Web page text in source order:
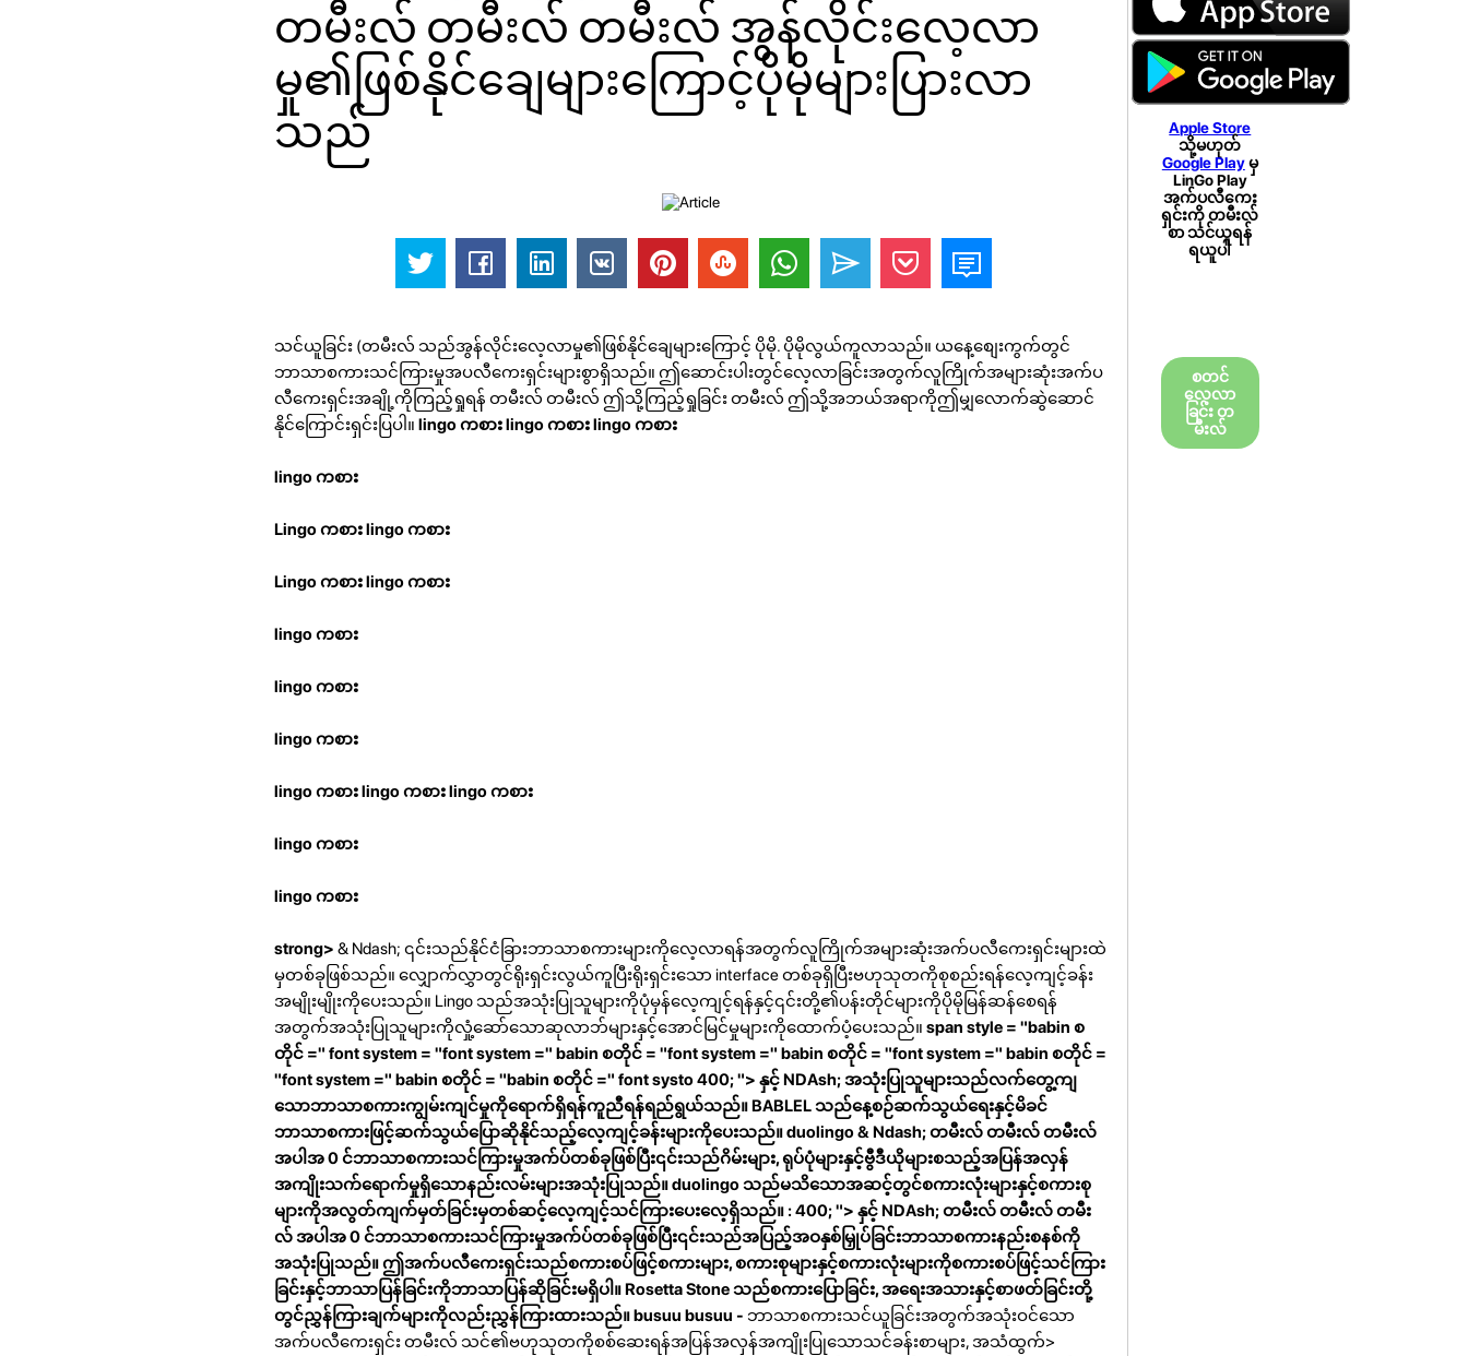
တမီးလ် တမီးလ် တမီးလ် အွန်လိုင်းလေ့လာ
မှု၏ဖြစ်နိုင်ချေများကြောင့်ပိုမိုများပြားလာ
သည်
သင်ယူခြင်း (တမီးလ် သည်အွန်လိုင်းလေ့လာမှု၏ဖြစ်နိုင်ချေများကြောင့် ပိုမို. ပိုမိုလွယ်ကူလာသည်။ ယနေ့စျေးကွက်တွင်
ဘာသာစကားသင်ကြားမှုအပလီကေးရှင်းများစွာရှိသည်။ ဤဆောင်းပါးတွင်လေ့လာခြင်းအတွက်လူကြိုက်အများဆုံးအက်ပ
လီကေးရှင်းအချို့ကိုကြည့်ရှုရန် တမီးလ် တမီးလ် ဤသို့ကြည့်ရှုခြင်း တမီးလ် ဤသို့အဘယ်အရာကိုဤမျှလောက်ဆွဲဆောင်
နိုင်ကြောင်းရှင်းပြပါ။ lingo ကစားlingo ကစားlingo ကစား
lingo ကစား
Lingo ကစားlingo ကစား
Lingo ကစားlingo ကစား
lingo ကစား
lingo ကစား
lingo ကစား
lingo ကစားlingo ကစားlingo ကစား
lingo ကစား
lingo ကစား
strong> & Ndash; ၎င်းသည်နိုင်ငံခြားဘာသာစကားများကိုလေ့လာရန်အတွက်လူကြိုက်အများဆုံးအက်ပလီကေးရှင်းများထဲ
မှတစ်ခုဖြစ်သည်။ လျှောက်လွှာတွင်ရိုးရှင်းလွယ်ကူပြီးရိုးရှင်းသော interface တစ်ခုရှိပြီးဗဟုသုတကိုစုစည်းရန်လေ့ကျင့်ခန်း
အမျိုးမျိုးကိုပေးသည်။ Lingo သည်အသုံးပြုသူများကိုပုံမှန်လေ့ကျင့်ရန်နှင့်၎င်းတို့၏ပန်းတိုင်များကိုပိုမိုမြန်ဆန်စေရန်
အတွက်အသုံးပြုသူများကိုလှုံ့ဆော်သောဆုလာဘ်များနှင့်အောင်မြင်မှုများကိုထောက်ပံ့ပေးသည်။ span style = "babin စ
တိုင် =" font system = "font system =" babin စတိုင် = "font system =" babin စတိုင် = "font system =" babin စတိုင် =
"font system =" babin စတိုင် = "babin စတိုင် =" font systo 400; "> နှင့် NDAsh; အသုံးပြုသူများသည်လက်တွေ့ကျ
သောဘာသာစကားကျွမ်းကျင်မှုကိုရောက်ရှိရန်ကူညီရန်ရည်ရွယ်သည်။ BABLEL သည်နေ့စဉ်ဆက်သွယ်ရေးနှင့်မိခင်
ဘာသာစကားဖြင့်ဆက်သွယ်ပြောဆိုနိုင်သည့်လေ့ကျင့်ခန်းများကိုပေးသည်။duolingo& Ndash; တမီးလ် တမီးလ် တမီးလ်
အပါအ 0 င်ဘာသာစကားသင်ကြားမှုအက်ပ်တစ်ခုဖြစ်ပြီး၎င်းသည်ဂိမ်းများ, ရုပ်ပုံများနှင့်ဗွီဒီယိုများစသည့်အပြန်အလှန်
အကျိုးသက်ရောက်မှုရှိသောနည်းလမ်းများအသုံးပြုသည်။ duolingo သည်မသိသောအဆင့်တွင်စကားလုံးများနှင့်စကားစု
များကိုအလွတ်ကျက်မှတ်ခြင်းမှတစ်ဆင့်လေ့ကျင့်သင်ကြားပေးလေ့ရှိသည်။ : 400; "> နှင့် NDAsh; တမီးလ် တမီးလ် တမီး
လ် အပါအ 0 င်ဘာသာစကားသင်ကြားမှုအက်ပ်တစ်ခုဖြစ်ပြီး၎င်းသည်အပြည့်အဝနှစ်မြှုပ်ခြင်းဘာသာစကားနည်းစနစ်ကို
အသုံးပြုသည်။ ဤအက်ပလီကေးရှင်းသည်စကားစပ်ဖြင့်စကားများ, စကားစုများနှင့်စကားလုံးများကိုစကားစပ်ဖြင့်သင်ကြား
ခြင်းနှင့်ဘာသာပြန်ခြင်းကိုဘာသာပြန်ဆိုခြင်းမရှိပါ။ Rosetta Stone သည်စကားပြောခြင်း, အရေးအသားနှင့်စာဖတ်ခြင်းတို့
တွင်ညွှန်ကြားချက်များကိုလည်းညွှန်ကြားထားသည်။busuu busuu - ဘာသာစကားသင်ယူခြင်းအတွက်အသုံးဝင်သော
အက်ပလီကေးရှင်း တမီးလ် သင်၏ဗဟုသုတကိုစစ်ဆေးရန်အပြန်အလှန်အကျိုးပြုသောသင်ခန်းစာများ, အသံထွက်>
Apple Store
သို့မဟုတ်
Google Playမှ
LinGo Play
အက်ပလီကေး
ရှင်းကို တမီးလ်
စာ သင်ယူရန်
ရယူပါ
စတင်
လေ့လာ
ခြင်း တ
မီးလ်